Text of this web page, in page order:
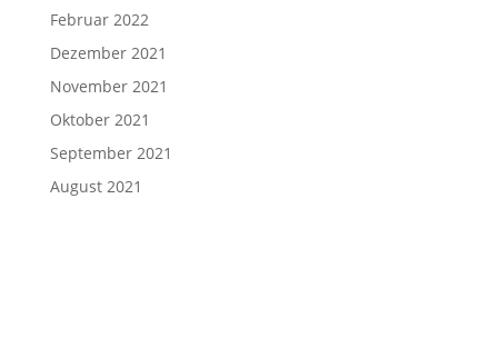
Februar 2022
Dezember 2021
November 2021
Oktober 2021
September 2021
August 2021